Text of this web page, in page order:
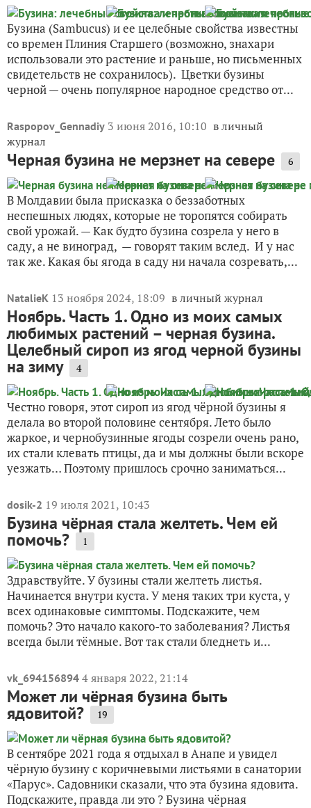
Бузина (Sambucus) и ее целебные свойства известны
со времен Плиния Старшего (возможно, знахари
использовали это растение и раньше, но письменных
свидетельств не сохранилось). Цветки бузины
черной — очень популярное народное средство от...
Raspopov_Gennadiy 3 июня 2016, 10:10 в личный
журнал
Черная бузина не мерзнет на севере 6
В Молдавии была присказка о беззаботных
неспешных людях, которые не торопятся собирать
свой урожай. — Как будто бузина созрела у него в
саду, а не виноград, — говорят таким вслед. И у нас
так же. Какая бы ягода в саду ни начала созревать,...
NatalieK 13 ноября 2024, 18:09 в личный журнал
Ноябрь. Часть 1. Одно из моих самых
любимых растений – черная бузина.
Целебный сироп из ягод черной бузины
на зиму 4
Честно говоря, этот сироп из ягод чёрной бузины я
делала во второй половине сентября. Лето было
жаркое, и чернобузинные ягоды созрели очень рано,
их стали клевать птицы, да и мы должны были вскоре
уезжать… Поэтому пришлось срочно заниматься...
dosik-2 19 июля 2021, 10:43
Бузина чёрная стала желтеть. Чем ей
помочь? 1
Здравствуйте. У бузины стали желтеть листья.
Начинается внутри куста. У меня таких три куста, у
всех одинаковые симптомы. Подскажите, чем
помочь? Это начало какого-то заболевания? Листья
всегда были тёмные. Вот так стали бледнеть и...
vk_694156894 4 января 2022, 21:14
Может ли чёрная бузина быть
ядовитой? 19
В сентябре 2021 года я отдыхал в Анапе и увидел
чёрную бузину с коричневыми листьями в санатории
«Парус». Садовники сказали, что эта бузина ядовита.
Подскажите, правда ли это ? Бузина чёрная